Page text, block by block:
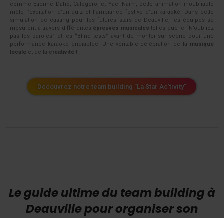
comme Étienne Daho, Calogero, et Yael Naim, cette animation inoubliable
mêle l’excitation d’un quiz et l’ambiance festive d’un karaoké. Dans cette
simulation de casting pour les futures stars de Deauville, les équipes se
mesurent à travers différentes épreuves musicales telles que le “N’oubliez
pas les paroles” et les “Blind tests” avant de monter sur scène pour une
performance karaoké endiablée. Une véritable célébration de la musique
locale et de la créativité !
Découvrez notre team building "La Star Ac’tivity"
Le guide ultime du team building à
Deauville pour organiser son